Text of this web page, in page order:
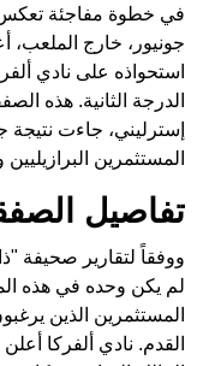
في خطوة مفاجئة تعكس
جونيور، خارج الملعب،
استحواذه على نادي
إسترليني، جاءت
المستثمرين
تفاصيل
ووفقاً لتقارير صحيفة
لم يكن وحده في هذه
المستثمرين الذين
القدم. نادي ألفركا